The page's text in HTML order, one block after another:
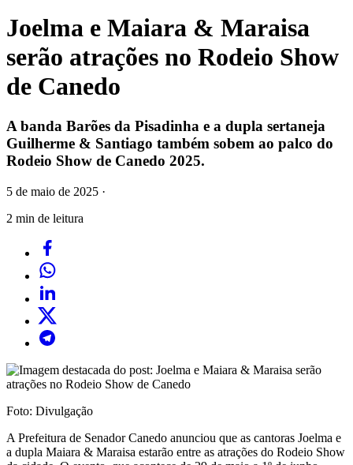
Joelma e Maiara & Maraisa
serão atrações no Rodeio Show
de Canedo
A banda Barões da Pisadinha e a dupla sertaneja
Guilherme & Santiago também sobem ao palco do
Rodeio Show de Canedo 2025.
5 de maio de 2025 ·
2 min de leitura
Foto: Divulgação
A Prefeitura de Senador Canedo anunciou que as cantoras Joelma e
a dupla Maiara & Maraisa estarão entre as atrações do Rodeio Show